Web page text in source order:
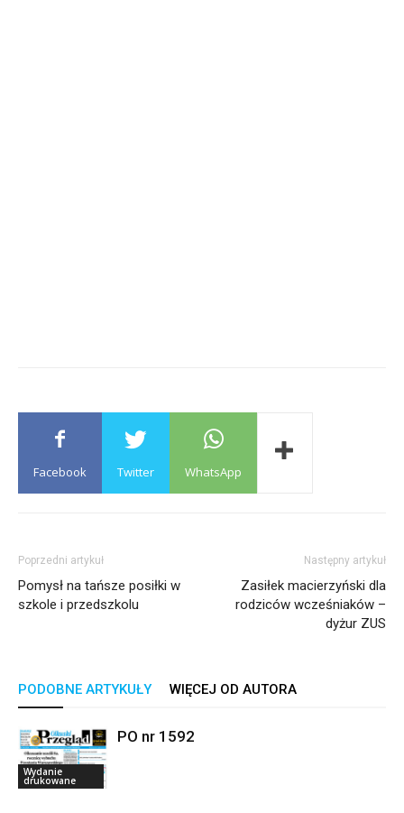
Facebook Twitter WhatsApp
Poprzedni artykuł
Pomysł na tańsze posiłki w
szkole i przedszkolu
Następny artykuł
Zasiłek macierzyński dla
rodziców wcześniaków –
dyżur ZUS
PODOBNE ARTYKUŁY WIĘCEJ OD AUTORA
Wydanie
drukowane
PO nr 1592